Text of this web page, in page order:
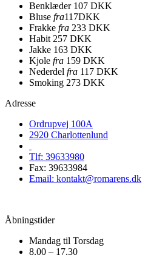
Benklæder 107 DKK
Bluse fra117DKK
Frakke fra 233 DKK
Habit 257 DKK
Jakke 163 DKK
Kjole fra 159 DKK
Nederdel fra 117 DKK
Smoking 273 DKK
Adresse
Ordrupvej 100A
2920 Charlottenlund
Tlf: 39633980
Fax: 39633984
Email: kontakt@romarens.dk
Åbningstider
Mandag til Torsdag
8.00 – 17.30